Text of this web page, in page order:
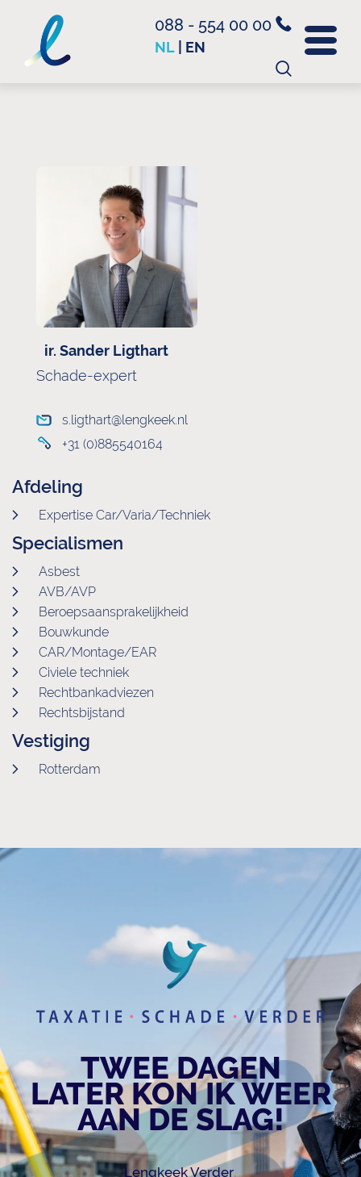
088 - 554 00 00
NL EN
ir. Sander Ligthart
Schade-expert
s.ligthart@lengkeek.nl
+31 (0)885540164
Afdeling
Expertise Car/Varia/Techniek
Specialismen
Asbest
AVB/AVP
Beroepsaansprakelijkheid
Bouwkunde
CAR/Montage/EAR
Civiele techniek
Rechtbankadviezen
Rechtsbijstand
Vestiging
Rotterdam
TWEE DAGEN
LATER KON IK WEER
AAN DE SLAG!
Lengkeek Verder.